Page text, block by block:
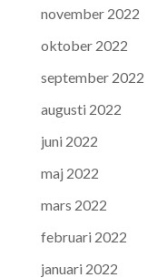
november 2022
oktober 2022
september 2022
augusti 2022
juni 2022
maj 2022
mars 2022
februari 2022
januari 2022